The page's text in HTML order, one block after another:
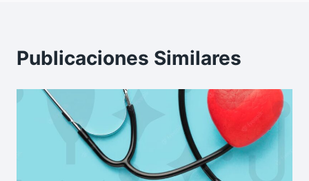
Publicaciones Similares